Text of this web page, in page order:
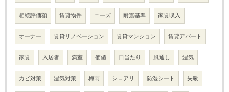
相続評価額 賃貸物件 ニーズ 耐震基準 家賃収入
オーナー 賃貸リノベーション 賃貸マンション 賃貸アパート
家賃 入居者 満室 価値 日当たり 風通し 湿気
カビ対策 湿気対策 梅雨 シロアリ 防湿シート 失敬